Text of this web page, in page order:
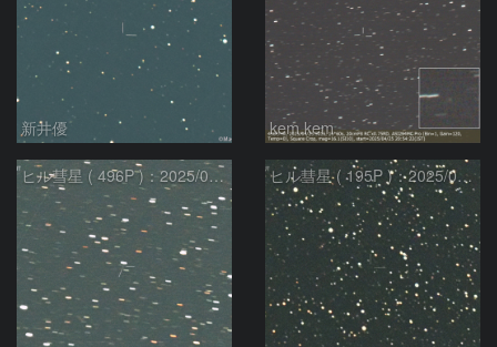
新井優 kem.kem
ヒル彗星 ( 496P )：2025/04/04 ヒル彗星 ( 195P )：2025/03/22